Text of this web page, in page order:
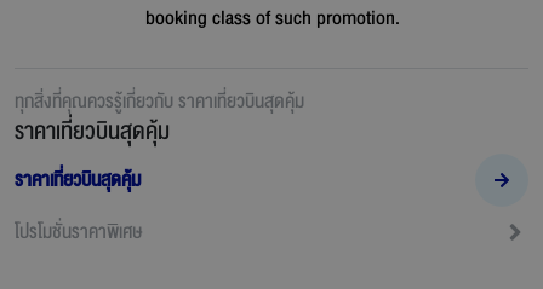
booking class of such promotion.
ทุกสิ่งที่คุณควรรู้เกี่ยวกับราคาเที่ยวบินสุดคุ้ม
ราคาเที่ยวบินสุดคุ้ม
ราคาเที่ยวบินสุดคุ้ม
โปรโมชั่นราคาพิเศษ